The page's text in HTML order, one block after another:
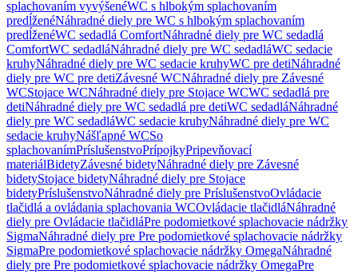
splachovaním vyvýšenéWC s hlbokým splachovaním
predĺženéNáhradné diely pre WC s hlbokým splachovaním
predĺženéWC sedadlá ComfortNáhradné diely pre WC sedadlá
ComfortWC sedadláNáhradné diely pre WC sedadláWC sedacie
kruhyNáhradné diely pre WC sedacie kruhyWC pre detiNáhradné
diely pre WC pre detiZávesné WCNáhradné diely pre Závesné
WCStojace WCNáhradné diely pre Stojace WCWC sedadlá pre
detiNáhradné diely pre WC sedadlá pre detiWC sedadláNáhradné
diely pre WC sedadláWC sedacie kruhyNáhradné diely pre WC
sedacie kruhyNášľapné WCSo
splachovanímPríslušenstvoPrípojkyPripevňovací
materiálBidetyZávesné bidetyNáhradné diely pre Závesné
bidetyStojace bidetyNáhradné diely pre Stojace
bidetyPríslušenstvoNáhradné diely pre PríslušenstvoOvládacie
tlačidlá a ovládania splachovania WCOvládacie tlačidláNáhradné
diely pre Ovládacie tlačidláPre podomietkové splachovacie nádržky
SigmaNáhradné diely pre Pre podomietkové splachovacie nádržky
SigmaPre podomietkové splachovacie nádržky OmegaNáhradné
diely pre Pre podomietkové splachovacie nádržky OmegaPre